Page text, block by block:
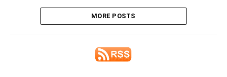
MORE POSTS